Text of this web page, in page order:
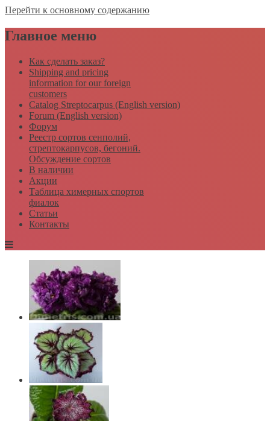
Перейти к основному содержанию
Главное меню
Как сделать заказ?
Shipping and pricing
information for our foreign
customers
Catalog Streptocarpus (English version)
Forum (English version)
Форум
Реестр сортов сенполий,
стрептокарпусов, бегоний.
Обсуждение сортов
В наличии
Акции
Таблица химерных спортов
фиалок
Статьи
Контакты